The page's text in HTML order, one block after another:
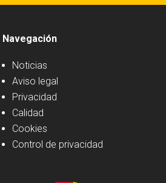
Navegación
Noticias
Aviso legal
Privacidad
Calidad
Cookies
Control de privacidad